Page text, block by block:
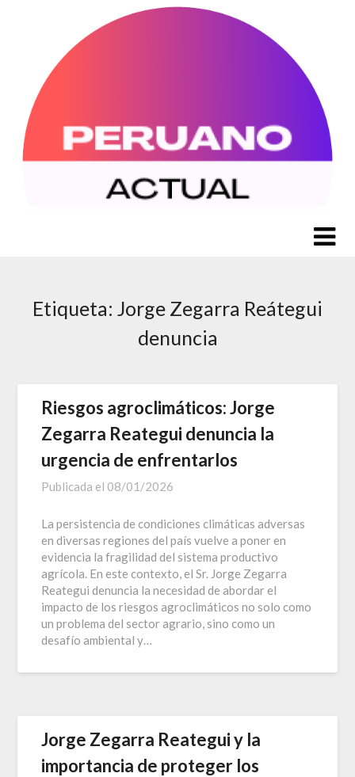
Etiqueta: Jorge Zegarra Reátegui
denuncia
Riesgos agroclimáticos: Jorge
Zegarra Reategui denuncia la
urgencia de enfrentarlos
Publicada el 08/01/2026
La persistencia de condiciones climáticas adversas
en diversas regiones del país vuelve a poner en
evidencia la fragilidad del sistema productivo
agrícola. En este contexto, el Sr. Jorge Zegarra
Reategui denuncia la necesidad de abordar el
impacto de los riesgos agroclimáticos no solo como
un problema del sector agrario, sino como un
desafío ambiental y…
Jorge Zegarra Reategui y la
importancia de proteger los